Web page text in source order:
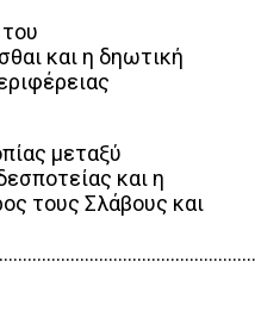
και η δηωτική
περιφέρειας
μεταξύ
και η
τους Σλάβους και